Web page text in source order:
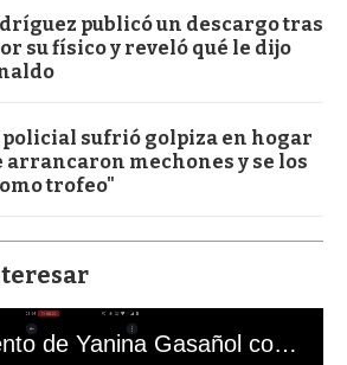
publicó un descargo tras
su físico y reveló qué le dijo
sufrió golpiza en hogar
arrancaron mechones y se los
trofeo"
El mal momento de Yanina Gasañol con un hincha argentino en "Subrayado"